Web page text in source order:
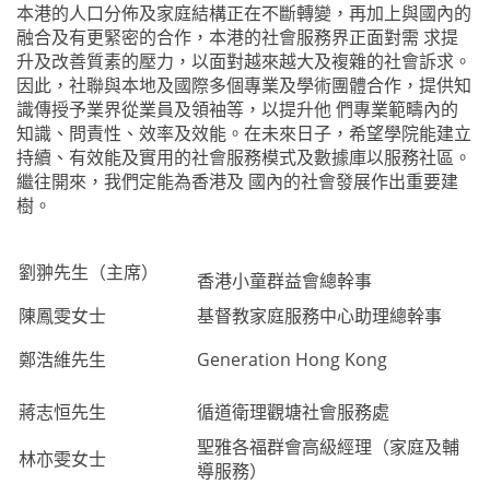
本港的人口分佈及家庭結構正在不斷轉變，再加上與國內的
融合及有更緊密的合作，本港的社會服務界正面對需 求提
升及改善質素的壓力，以面對越來越大及複雜的社會訴求。
因此，社聯與本地及國際多個專業及學術團體合作，提供知
識傳授予業界從業員及領袖等，以提升他 們專業範疇內的
知識、問責性、效率及效能。在未來日子，希望學院能建立
持續、有效能及實用的社會服務模式及數據庫以服務社區。
繼往開來，我們定能為香港及 國內的社會發展作出重要建
樹。
劉翀先生（主席）
香港小童群益會總幹事
陳鳳雯女士
基督教家庭服務中心助理總幹事
鄭浩維先生
Generation Hong Kong
蔣志恒先生
循道衛理觀塘社會服務處
林亦雯女士
聖雅各福群會高級經理（家庭及輔
導服務）